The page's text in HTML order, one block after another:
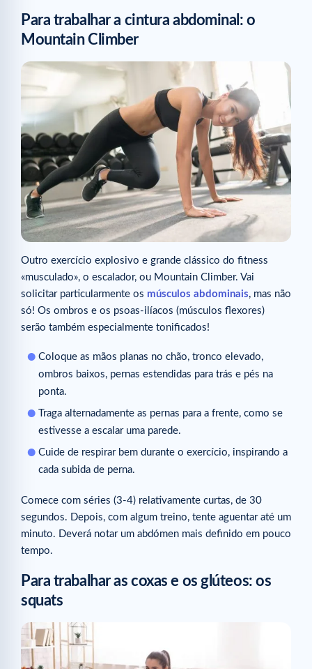
Para trabalhar a cintura abdominal: o
Mountain Climber
Outro exercício explosivo e grande clássico do fitness
«musculado», o escalador, ou Mountain Climber. Vai
solicitar particularmente os músculos abdominais, mas não
só! Os ombros e os psoas-ilíacos (músculos flexores)
serão também especialmente tonificados!
Coloque as mãos planas no chão, tronco elevado,
ombros baixos, pernas estendidas para trás e pés na
ponta.
Traga alternadamente as pernas para a frente, como se
estivesse a escalar uma parede.
Cuide de respirar bem durante o exercício, inspirando a
cada subida de perna.
Comece com séries (3-4) relativamente curtas, de 30
segundos. Depois, com algum treino, tente aguentar até um
minuto. Deverá notar um abdómen mais definido em pouco
tempo.
Para trabalhar as coxas e os glúteos: os
squats